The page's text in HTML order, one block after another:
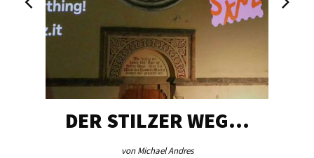
DER STILZER WEG…
von Michael Andres